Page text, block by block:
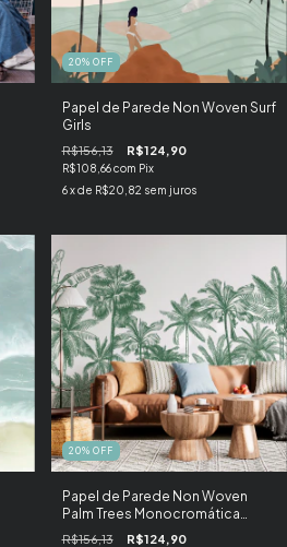
20% OFF
Papel de Parede Non Woven Surf
Girls
R$156,13 R$124,90
R$108,66com Pix
6 x de R$20,82 sem juros
20% OFF
Papel de Parede Non Woven
Palm Trees Monocromática
Verde
R$156,13 R$124,90